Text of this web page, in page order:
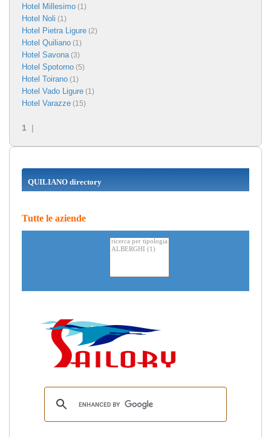
Hotel Millesimo (1)
Hotel Noli (1)
Hotel Pietra Ligure (2)
Hotel Quiliano (1)
Hotel Savona(3)
Hotel Spotorno (5)
Hotel Toirano (1)
Hotel Vado Ligure (1)
Hotel Varazze (15)
1 |
QUILIANO directory
Tutte le aziende